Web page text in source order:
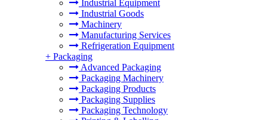
Industrial Equipment
Industrial Goods
Machinery
Manufacturing Services
Refrigeration Equipment
+ Packaging
Advanced Packaging
Packaging Machinery
Packaging Products
Packaging Supplies
Packaging Technology